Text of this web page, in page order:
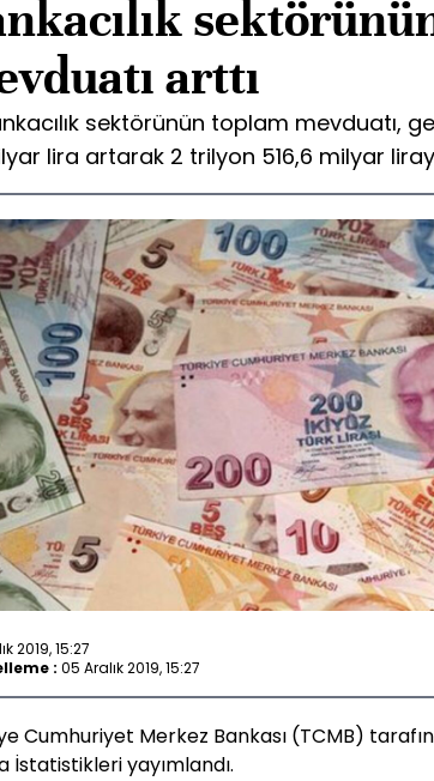
arttı
sektörünün toplam mevduatı,
lira artarak 2 trilyon 516,6 milyar
2019, 15:27
: 05 Aralık 2019, 15:27
Cumhuriyet Merkez Bankası (TCMB)
İstatistikleri yayımlandı.